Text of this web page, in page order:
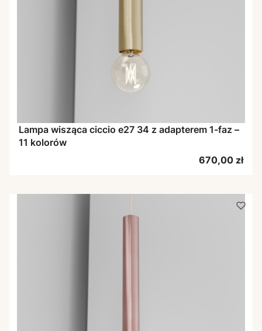
Lampa wisząca ciccio e27 34 z adapterem 1-faz –
11 kolorów
Cena
670,00 zł